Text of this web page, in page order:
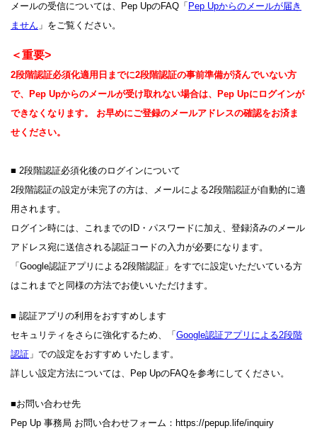
メールの受信については、Pep UpのFAQ「 Pep Upからのメールが届き
ません 」をご覧ください。
＜重要>
2段階認証必須化適用日までに2段階認証の事前準備が済んでいない方
で、Pep Upからのメールが受け取れない場合は、Pep Upにログインが
できなくなります。 お早めにご登録のメールアドレスの確認をお済ま
せください。
■ 2段階認証必須化後のログインについて
2段階認証の設定が未完了の方は、メールによる2段階認証が自動的に適
用されます。
ログイン時には、これまでのID・パスワードに加え、登録済みのメール
アドレス宛に送信される認証コードの入力が必要になります。
「Google認証アプリによる2段階認証」をすでに設定いただいている方
はこれまでと同様の方法でお使いいただけます。
■ 認証アプリの利用をおすすめします
セキュリティをさらに強化するため、「 Google認証アプリによる2段階
認証 」での設定をおすすめ いたします。
詳しい設定方法については、Pep UpのFAQを参考にしてください。
■お問い合わせ先
Pep Up 事務局 お問い合わせフォーム：https://pepup.life/inquiry